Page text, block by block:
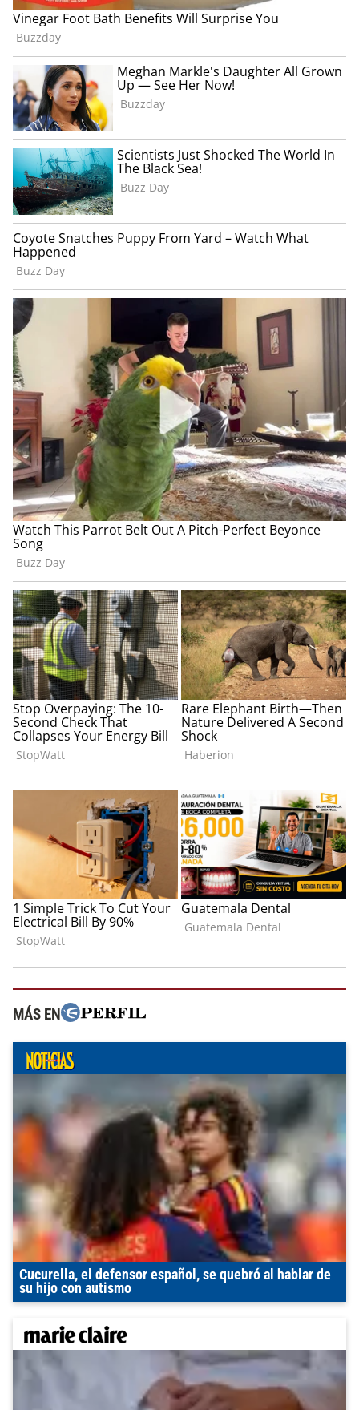
MÁS EN
Cucurella, el defensor español, se quebró al hablar de
su hijo con autismo